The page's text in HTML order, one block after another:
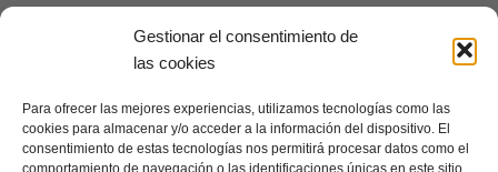
Gestionar el consentimiento de
las cookies
Para ofrecer las mejores experiencias, utilizamos tecnologías como las
cookies para almacenar y/o acceder a la información del dispositivo. El
consentimiento de estas tecnologías nos permitirá procesar datos como el